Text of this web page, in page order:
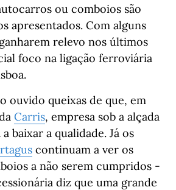
ou comboios são
apresentados. Com alguns
relevo nos últimos
foco na ligação ferroviária
ouvido queixas de que, em
Carris, empresa sob a alçada
baixar a qualidade. Já os
continuam a ver os
a não serem cumpridos -
diz que uma grande